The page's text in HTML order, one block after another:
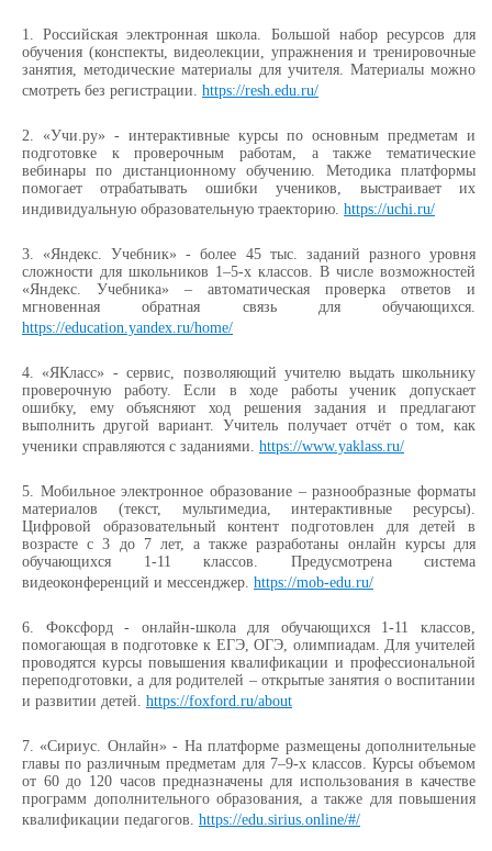
1.Российская электронная школа. Большой набор ресурсов для
обучения (конспекты, видеолекции, упражнения и тренировочные
занятия, методические материалы для учителя. Материалы можно
смотреть без регистрации. https://resh.edu.ru/
2. «Учи.ру» - интерактивные курсы по основным предметам и
подготовке к проверочным работам, а также тематические
вебинары по дистанционному обучению. Методика платформы
помогает отрабатывать ошибки учеников, выстраивает их
индивидуальную образовательную траекторию. https://uchi.ru/
3. «Яндекс. Учебник» - более 45 тыс. заданий разного уровня
сложности для школьников 1–5-х классов. В числе возможностей
«Яндекс. Учебника» – автоматическая проверка ответов и
мгновенная обратная связь для обучающихся.
https://education.yandex.ru/home/
4. «ЯКласс» - сервис, позволяющий учителю выдать школьнику
проверочную работу. Если в ходе работы ученик допускает
ошибку, ему объясняют ход решения задания и предлагают
выполнить другой вариант. Учитель получает отчёт о том, как
ученики справляются с заданиями. https://www.yaklass.ru/
5. Мобильное электронное образование – разнообразные форматы
материалов (текст, мультимедиа, интерактивные ресурсы).
Цифровой образовательный контент подготовлен для детей в
возрасте с 3 до 7 лет, а также разработаны онлайн курсы для
обучающихся 1-11 классов. Предусмотрена система
видеоконференций и мессенджер. https://mob-edu.ru/
6. Фоксфорд - онлайн-школа для обучающихся 1-11 классов,
помогающая в подготовке к ЕГЭ, ОГЭ, олимпиадам. Для учителей
проводятся курсы повышения квалификации и профессиональной
переподготовки, а для родителей – открытые занятия о воспитании
и развитии детей. https://foxford.ru/about
7. «Сириус. Онлайн» - На платформе размещены дополнительные
главы по различным предметам для 7–9-х классов. Курсы объемом
от 60 до 120 часов предназначены для использования в качестве
программ дополнительного образования, а также для повышения
квалификации педагогов. https://edu.sirius.online/#/